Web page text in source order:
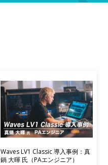
Waves LV1 Classic 導入事例：真
鍋 大暉 氏（PAエンジニア）